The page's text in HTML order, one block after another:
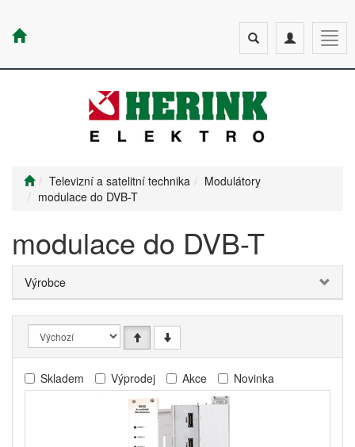
Toggle
navigation
Toggle
search
Televizní a satelitní technika
Modulátory
modulace do DVB-T
modulace do DVB-T
Výrobce
Skladem Výprodej Akce Novinka